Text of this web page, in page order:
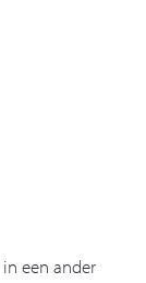
een ander